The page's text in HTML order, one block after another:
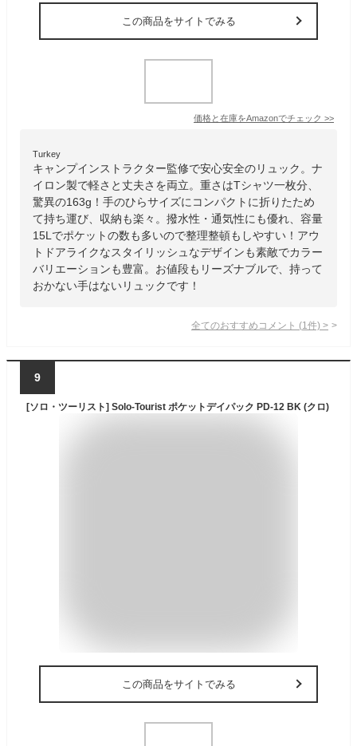
この商品をサイトでみる
価格と在庫をAmazonでチェック >>
Turkey
キャンプインストラクター監修で安心安全のリュック。ナ
イロン製で軽さと丈夫さを両立。重さはTシャツ一枚分、
驚異の163g！手のひらサイズにコンパクトに折りたため
て持ち運び、収納も楽々。撥水性・通気性にも優れ、容量
15Lでポケットの数も多いので整理整頓もしやすい！アウ
トドアライクなスタイリッシュなデザインも素敵でカラー
バリエーションも豊富。お値段もリーズナブルで、持って
おかない手はないリュックです！
全てのおすすめコメント (1 件) >
9
[ソロ・ツーリスト] Solo-Tourist ポケットデイパック PD-12 BK (クロ)
この商品をサイトでみる